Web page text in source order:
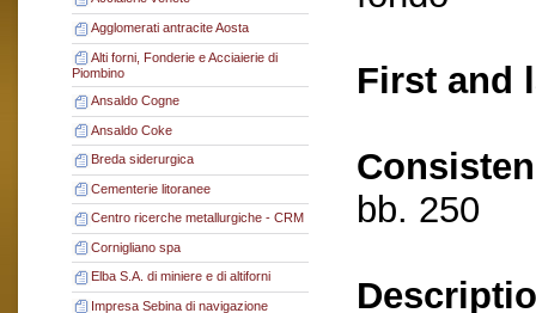
Agglomerati antracite Aosta
Alti forni, Fonderie e Acciaierie di
Piombino
Ansaldo Cogne
Ansaldo Coke
Breda siderurgica
Cementerie litoranee
Centro ricerche metallurgiche - CRM
Cornigliano spa
Elba S.A. di miniere e di altiforni
Impresa Sebina di navigazione
First and
bb. 250